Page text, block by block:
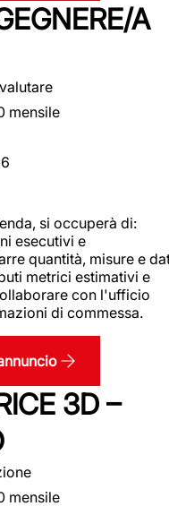
A
mensile
si occuperà di:
esecutivi e
quantità, misure e
metrici estimativi e
con l'ufficio
di commessa.
3D –
mensile